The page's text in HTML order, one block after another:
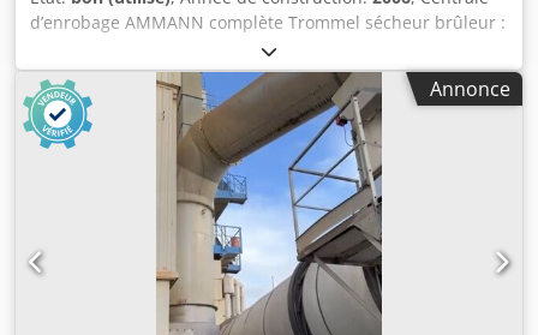
d’enrobage AMMANN complète Trommel sécheur brûleur :
2006 Crodpexqpvtjfx Aqlsf Filtre : 2014 Automatisme
ERMIIS : 2013 Capacité : 160 tonnes / heure Machine en
cours de démontage
Annonce